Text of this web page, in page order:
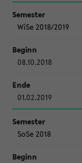
WiSe 2018/2019
08.10.2018
01.02.2019
SoSe 2018